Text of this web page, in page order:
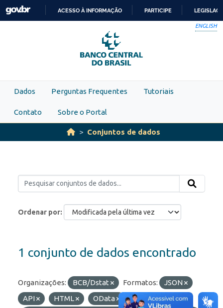
Skip to main content
PARA
O
CONTEÚDO
ACESSO À INFORMAÇÃO PARTICIPE
ENGLISH
Dados Perguntas Frequentes Tutoriais
Contato Sobre o Portal
Conjuntos de dados
Ordenar por
1 conjunto de dados encontrado
Organizações: BCB/Dstat Formatos:
JSON
API
HTML OData
Licenças: